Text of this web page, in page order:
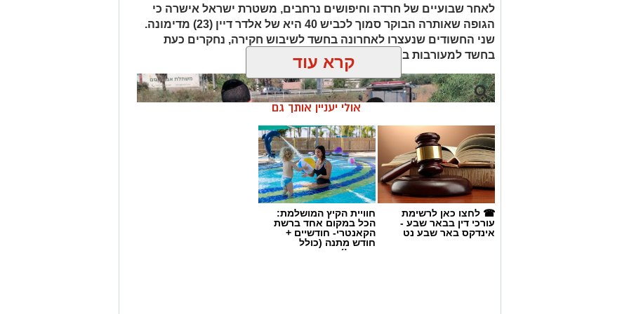
לאחר שבועיים של חרדה וחיפושים נרחבים, משטרת ישראל אישרה כי
הגופה שאותרה הבוקר סמוך לכביש 40 היא של אלדר דיין (23) מדימונה.
שני החשודים שנעצרו לאחרונה בחשד לשיבוש חקירה, נחקרים כעת
בחשד למעורבות במותו ומעצרם הוארך.
קרא עוד
אולי יעניין אותך גם
☎ לחצו כאן לרשימת
עורכי דין בבאר שבע -
אינדקס באר שבע נט
חוויית הקיץ המושלמת:
הכל במקום אחד ברשת
הקאנטרי- חודשיים +
חודש מתנה (כולל
החגים!)